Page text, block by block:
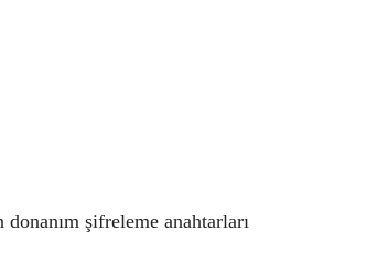
şifreleme anahtarları